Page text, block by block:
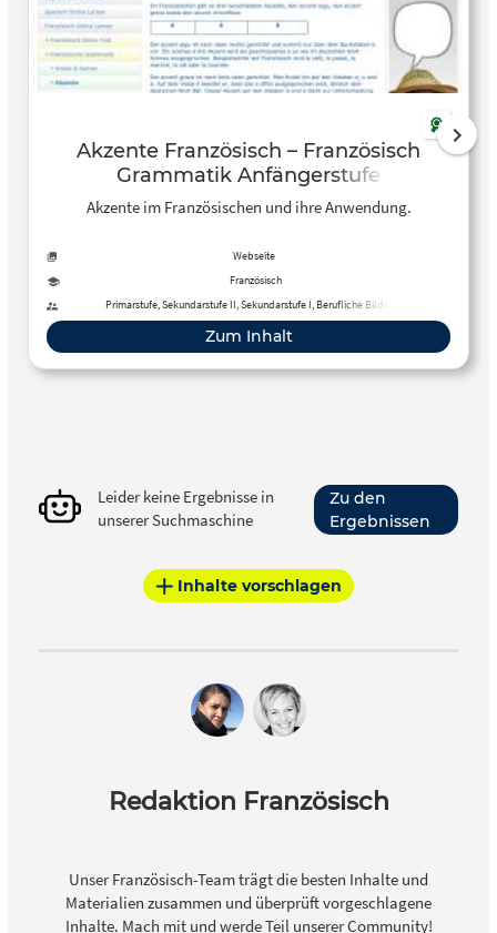
Akzente Französisch – Französisch
Grammatik Anfängerstufe
Akzente im Französischen und ihre Anwendung.
Webseite
Französisch
Primarstufe, Sekundarstufe II, Sekundarstufe I, Berufliche Bildung,
Erwachsenenbildung
Zum Inhalt
Leider keine Ergebnisse in
unserer Suchmaschine
Zu den
Ergebnissen
Inhalte vorschlagen
Redaktion Französisch
Unser Französisch-Team trägt die besten Inhalte und
Materialien zusammen und überprüft vorgeschlagene
Inhalte. Mach mit und werde Teil unserer Community!